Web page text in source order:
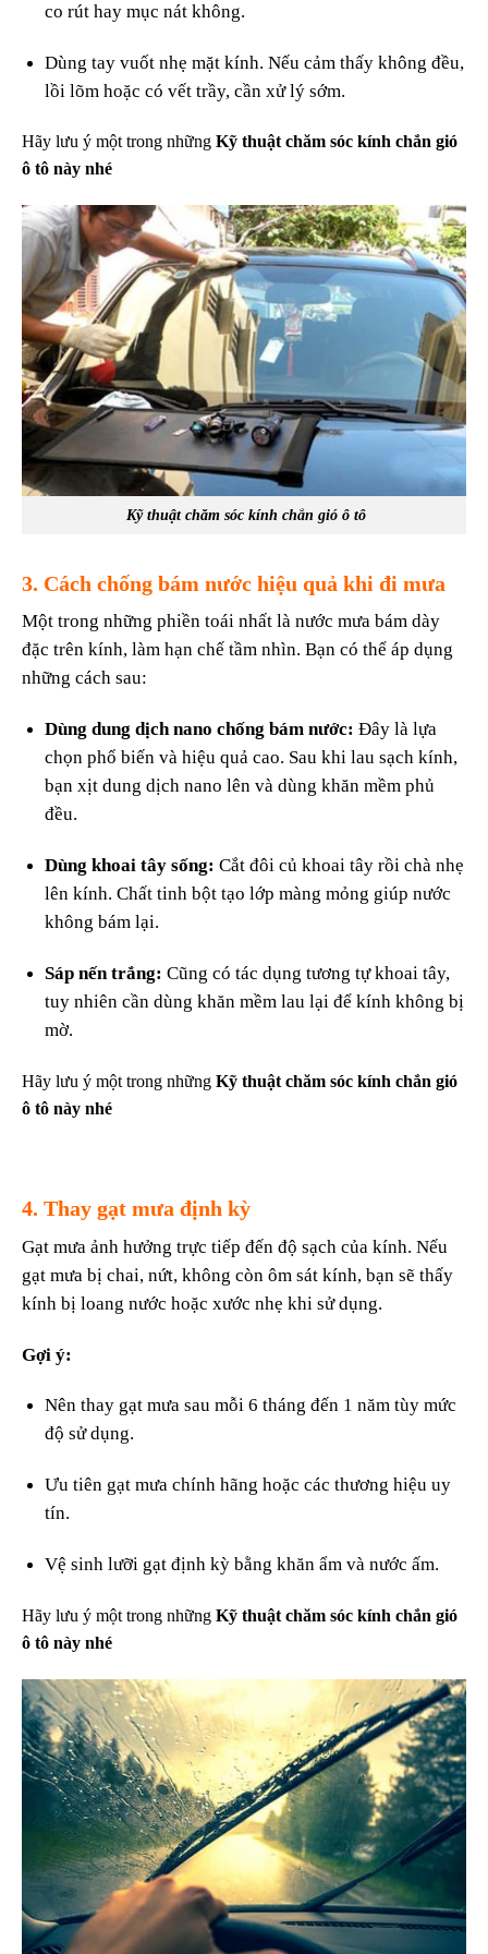
co rút hay mục nát không.
Dùng tay vuốt nhẹ mặt kính. Nếu cảm thấy không đều,
lồi lõm hoặc có vết trầy, cần xử lý sớm.
Hãy lưu ý một trong những Kỹ thuật chăm sóc kính chắn gió
ô tô này nhé
Kỹ thuật chăm sóc kính chắn gió ô tô
3. Cách chống bám nước hiệu quả khi đi mưa
Một trong những phiền toái nhất là nước mưa bám dày
đặc trên kính, làm hạn chế tầm nhìn. Bạn có thể áp dụng
những cách sau:
Dùng dung dịch nano chống bám nước: Đây là lựa
chọn phổ biến và hiệu quả cao. Sau khi lau sạch kính,
bạn xịt dung dịch nano lên và dùng khăn mềm phủ
đều.
Dùng khoai tây sống: Cắt đôi củ khoai tây rồi chà nhẹ
lên kính. Chất tinh bột tạo lớp màng mỏng giúp nước
không bám lại.
Sáp nến trắng: Cũng có tác dụng tương tự khoai tây,
tuy nhiên cần dùng khăn mềm lau lại để kính không bị
mờ.
Hãy lưu ý một trong những Kỹ thuật chăm sóc kính chắn gió
ô tô này nhé
4. Thay gạt mưa định kỳ
Gạt mưa ảnh hưởng trực tiếp đến độ sạch của kính. Nếu
gạt mưa bị chai, nứt, không còn ôm sát kính, bạn sẽ thấy
kính bị loang nước hoặc xước nhẹ khi sử dụng.
Gợi ý:
Nên thay gạt mưa sau mỗi 6 tháng đến 1 năm tùy mức
độ sử dụng.
Ưu tiên gạt mưa chính hãng hoặc các thương hiệu uy
tín.
Vệ sinh lưỡi gạt định kỳ bằng khăn ẩm và nước ấm.
Hãy lưu ý một trong những Kỹ thuật chăm sóc kính chắn gió
ô tô này nhé